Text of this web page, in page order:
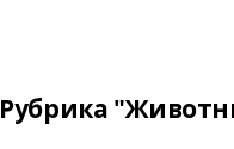
Рубрика